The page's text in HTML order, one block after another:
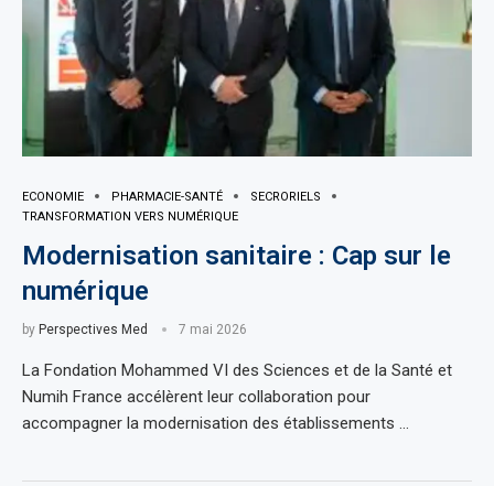
ECONOMIE PHARMACIE-SANTÉ
SECRORIELS
TRANSFORMATION VERS NUMÉRIQUE
Modernisation sanitaire : Cap sur le
numérique
by Perspectives Med 7 mai 2026
La Fondation Mohammed VI des Sciences et de la Santé et
Numih France accélèrent leur collaboration pour
accompagner la modernisation des établissements …